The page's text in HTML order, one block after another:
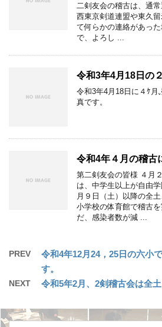
二剣友会の稽古は、通
西東京剣道連盟や東久
て何らかの連絡があっ
で、よろし ...
令和3年4月18日の
令和3年4月18日に４ｹ
真です。
令和4年４月の稽古
第二剣友会の皆様 ４月
は、中学生以上が自由
月９日（土）以降の全
小学校の体育館で稽古
だ、感染者数が減 ...
PREV
令和4年12月24，25日の六小
す。
NEXT 令和5年2月、2剣稽古会は全土